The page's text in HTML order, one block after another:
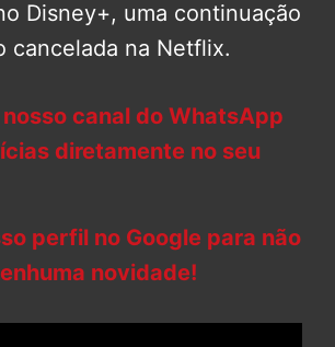
Disney+, uma continuação
cancelada na Netflix.
nosso canal do WhatsApp
diretamente no seu
perfil no Google para não
novidade!